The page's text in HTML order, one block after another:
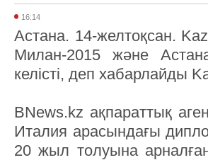
16:14
Астана. 14-желтоқсан.
Милан-2015 және
келісті, деп хабарлайды
BNews.kz ақпараттық
Италия арасындағы
20 жыл толуына